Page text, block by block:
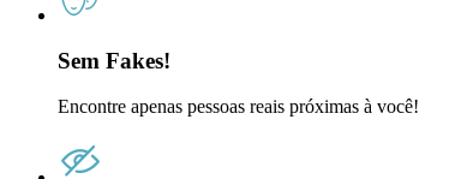
Sem Fakes!
Encontre apenas pessoas reais próximas à você!